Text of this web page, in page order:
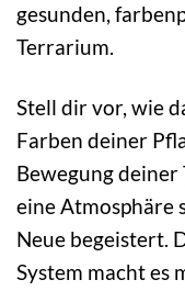
gesunden,
Terrarium.
Stell dir vor, wie
Farben deiner
Bewegung deiner
eine Atmosphäre
Neue begeistert.
System macht es